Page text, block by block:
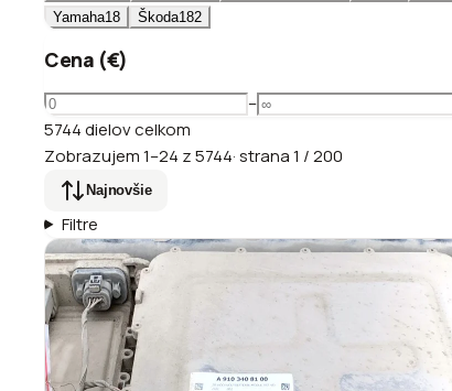
Yamaha18 Škoda182
Cena (€)
–
5744dielovcelkom
Zobrazujem1–24 z5744·strana1 /200
Najnovšie
Filtre